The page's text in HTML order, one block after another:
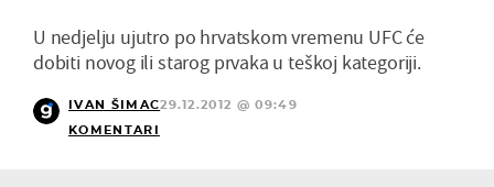
U nedjelju ujutro po hrvatskom vremenu UFC će
dobiti novog ili starog prvaka u teškoj kategoriji.
IVAN ŠIMAC29.12.2012 @ 09:49
KOMENTARI